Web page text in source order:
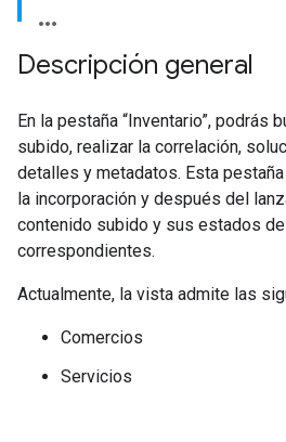
Descripción general
En la pestaña “Inventario”, podrás
subido, realizar la correlación,
detalles y metadatos. Esta
la incorporación y después del
contenido subido y sus estados
correspondientes.
Actualmente, la vista admite las
Comercios
Servicios